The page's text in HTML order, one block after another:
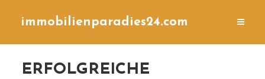
immobilienparadies24.com
ERFOLGREICHE